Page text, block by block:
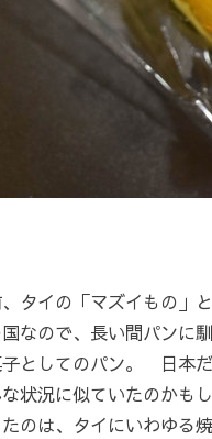
タイの「マズイもの」
なので、長い間パンに
としてのパン。 日本
状況に似ていたのかもし
のは、タイにいわゆる